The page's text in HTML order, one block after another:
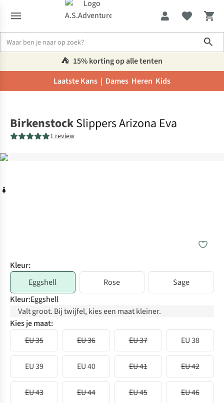
⛺️ 15% korting op alle tenten
Laatste Kans | Dames Heren Kids
BirkenstockSlippers Arizona Eva
1 review
Kleur:
Eggshell
Rose
Sage
Kleur:Eggshell
Valt groot. Bij twijfel, kies een maat kleiner.
Kies je maat:
EU 35
EU 36 EU 37 EU 38
EU 39 EU 40 EU 41 EU 42
EU 43 EU 44 EU 45 EU 46